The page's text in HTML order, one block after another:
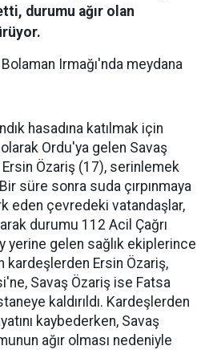
durumu ağır olan
Irmağı'nda meydana
hasadına katılmak için
Ordu'ya gelen Savaş
Özariş (17), serinlemek
süre sonra suda çırpınmaya
eden çevredeki vatandaşlar,
durumu 112 Acil Çağrı
yerine gelen sağlık ekiplerince
kardeşlerden Ersin Özariş,
Savaş Özariş ise Fatsa
kaldırıldı. Kardeşlerden
kaybederken, Savaş
ağır olması nedeniyle